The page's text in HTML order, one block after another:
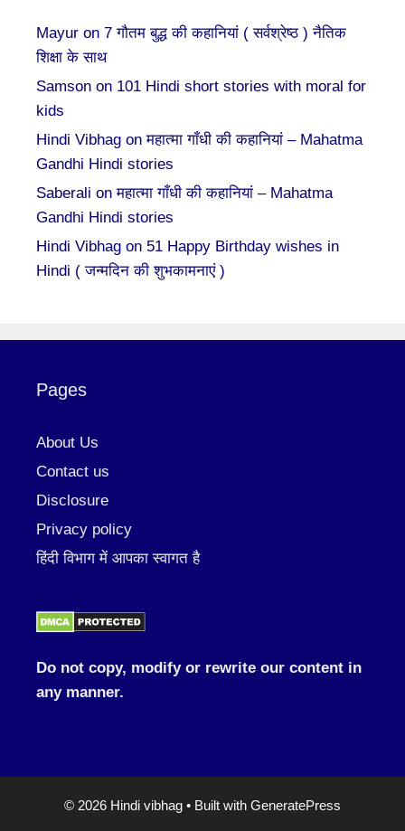
Mayur on 7 गौतम बुद्ध की कहानियां ( सर्वश्रेष्ठ ) नैतिक
शिक्षा के साथ
Samson on 101 Hindi short stories with moral for
kids
Hindi Vibhag onमहात्मा गाँधी की कहानियां – Mahatma
Gandhi Hindi stories
Saberali onमहात्मा गाँधी की कहानियां – Mahatma
Gandhi Hindi stories
Hindi Vibhag on 51 Happy Birthday wishes in
Hindi ( जन्मदिन की शुभकामनाएं )
Pages
About Us
Contact us
Disclosure
Privacy policy
हिंदी विभाग में आपका स्वागत है
Do not copy, modify or rewrite our content in
any manner.
© 2026 Hindi vibhag • Built with GeneratePress